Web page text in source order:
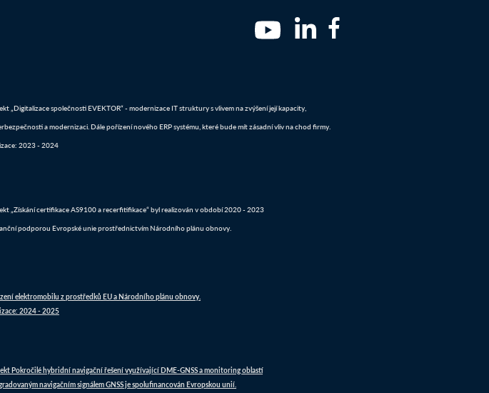
„Digitalizace společnosti EVEKTOR“ - modernizace IT struktury s vlivem na zvýšení její kapacity,
a modernizaci. Dále pořízení nového ERP systému, které bude mít zásadní vliv na chod firmy.
2023 - 2024
„Získání certifikace AS9100 a recerfitifikace“ byl realizován v období 2020 - 2023
podporou Evropské unie prostřednictvím Národního plánu obnovy.
elektromobilu z prostředků EU a Národního plánu obnovy.
2024 - 2025
Pokročilé hybridní navigační řešení využívající DME-GNSS a monitoring oblastí
navigačním signálem GNSS je spolufinancován Evropskou unií.